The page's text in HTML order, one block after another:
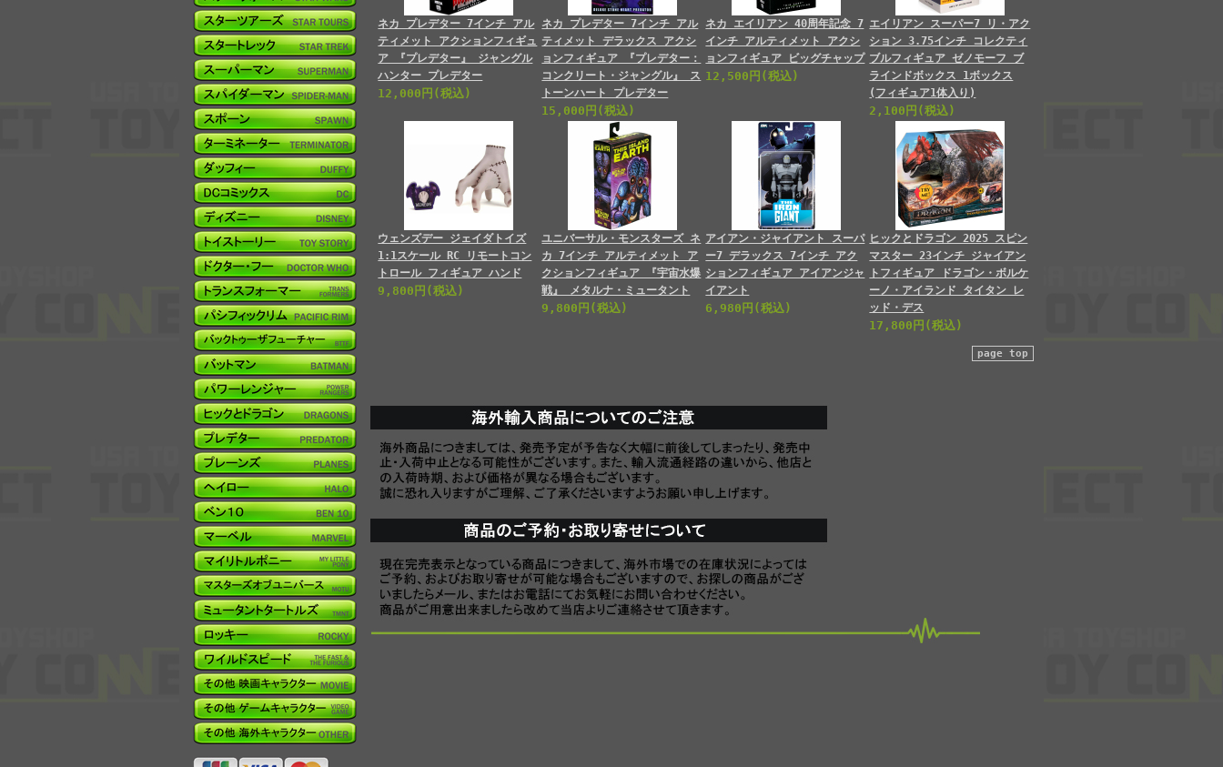
ネカ プレデター 7インチ アル
ティメット アクションフィギュ
ア 『プレデター』 ジャングル
ハンター プレデター
12,000円(税込)
ネカ プレデター 7インチ アル
ティメット デラックス アクシ
ョンフィギュア 『プレデター：
コンクリート・ジャングル』 ス
トーンハート プレデター
15,000円(税込)
ネカ エイリアン 40周年記念 7
インチ アルティメット アクシ
ョンフィギュア ビッグチャップ
12,500円(税込)
エイリアン スーパー7 リ・アク
ション 3.75インチ コレクティ
ブルフィギュア ゼノモーフ ブ
ラインドボックス 1ボックス
(フィギュア1体入り)
2,100円(税込)
ウェンズデー ジェイダトイズ
1:1スケール RC リモートコン
トロール フィギュア ハンド
9,800円(税込)
ユニバーサル・モンスターズ ネ
カ 7インチ アルティメット ア
クションフィギュア 『宇宙水爆
戦』 メタルナ・ミュータント
9,800円(税込)
アイアン・ジャイアント スーパ
ー7 デラックス 7インチ アク
ションフィギュア アイアンジャ
イアント
6,980円(税込)
ヒックとドラゴン 2025 スピン
マスター 23インチ ジャイアン
トフィギュア ドラゴン・ボルケ
ーノ・アイランド タイタン レ
ッド・デス
17,800円(税込)
page top